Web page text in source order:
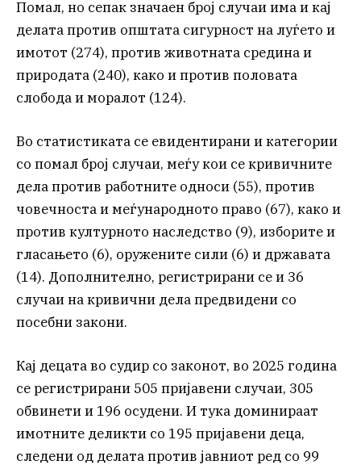
Помал, но сепак значаен број случаи има и кај
делата против општата сигурност на луѓето и
имотот (274), против животната средина и
природата (240), како и против половата
слобода и моралот (124).
Во статистиката се евидентирани и категории
со помал број случаи, меѓу кои се кривичните
дела против работните односи (55), против
човечноста и меѓународното право (67), како и
против културното наследство (9), изборите и
гласањето (6), оружените сили (6) и државата
(14). Дополнително, регистрирани се и 36
случаи на кривични дела предвидени со
посебни закони.
Кај децата во судир со законот, во 2025 година
се регистрирани 505 пријавени случаи, 305
обвинети и 196 осудени. И тука доминираат
имотните деликти со 195 пријавени деца,
следени од делата против јавниот ред со 99